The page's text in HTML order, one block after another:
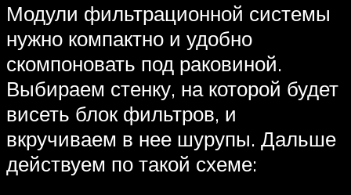
Модули фильтрационной системы
нужно компактно и удобно
скомпоновать под раковиной.
Выбираем стенку, на которой будет
висеть блок фильтров, и
вкручиваем в нее шурупы. Дальше
действуем по такой схеме: